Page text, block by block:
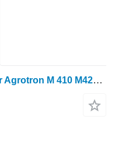
Управувачки зглоб Deutz-Fahr Agrotron M 410 M420 parts, ersatzteile, pieces за тркала трактор Deutz-Fahr Agrotron M 410 M420